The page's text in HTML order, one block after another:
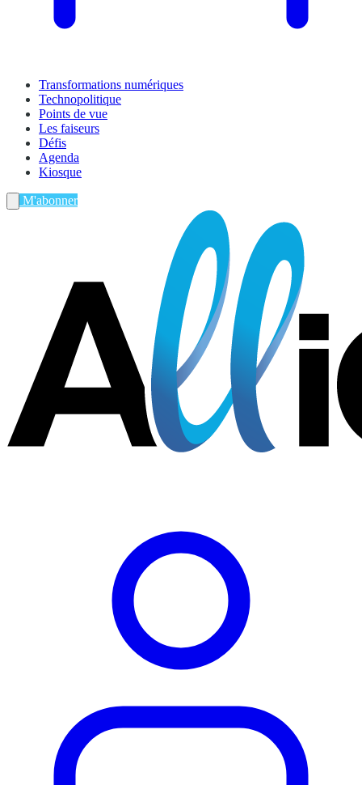
Transformations numériques
Technopolitique
Points de vue
Les faiseurs
Défis
Agenda
Kiosque
M'abonner